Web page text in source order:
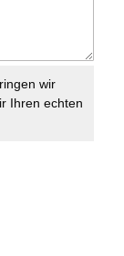
wir
Ihren echten